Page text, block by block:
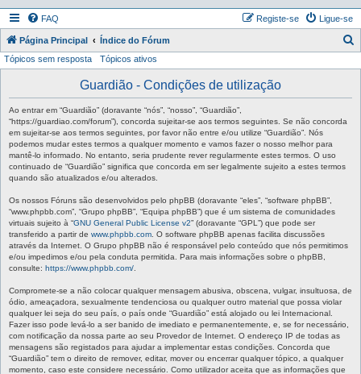
FAQ Ligue-se
Registe-se
Página Principal Índice do Fórum
Tópicos sem resposta Tópicos ativos
Guardião - Condições de utilização
Ao entrar em “Guardião” (doravante “nós”, “nosso”, “Guardião”,
“https://guardiao.com/forum”), concorda sujeitar-se aos termos seguintes. Se não concorda
em sujeitar-se aos termos seguintes, por favor não entre e/ou utilize “Guardião”. Nós
podemos mudar estes termos a qualquer momento e vamos fazer o nosso melhor para
mantê-lo informado. No entanto, seria prudente rever regularmente estes termos. O uso
continuado de “Guardião” significa que concorda em ser legalmente sujeito a estes termos
quando são atualizados e/ou alterados.
Os nossos Fóruns são desenvolvidos pelo phpBB (doravante “eles”, “software phpBB”,
“www.phpbb.com”, “Grupo phpBB”, “Equipa phpBB”) que é um sistema de comunidades
virtuais sujeito à “GNU General Public License v2” (doravante “GPL”) que pode ser
transferido a partir de www.phpbb.com . O software phpBB apenas facilita discussões
através da Internet. O Grupo phpBB não é responsável pelo conteúdo que nós permitimos
e/ou impedimos e/ou pela conduta permitida. Para mais informações sobre o phpBB,
consulte: https://www.phpbb.com/
Compromete-se a não colocar qualquer mensagem abusiva, obscena, vulgar, insultuosa, de
ódio, ameaçadora, sexualmente tendenciosa ou qualquer outro material que possa violar
qualquer lei seja do seu país, o país onde “Guardião” está alojado ou lei Internacional.
Fazer isso pode levá-lo a ser banido de imediato e permanentemente, e, se for necessário,
com notificação da nossa parte ao seu Provedor de Internet. O endereço IP de todas as
mensagens são registados para ajudar a implementar estas condições. Concorda que
“Guardião” tem o direito de remover, editar, mover ou encerrar qualquer tópico, a qualquer
momento, caso este considere necessário. Como utilizador aceita que as informações que